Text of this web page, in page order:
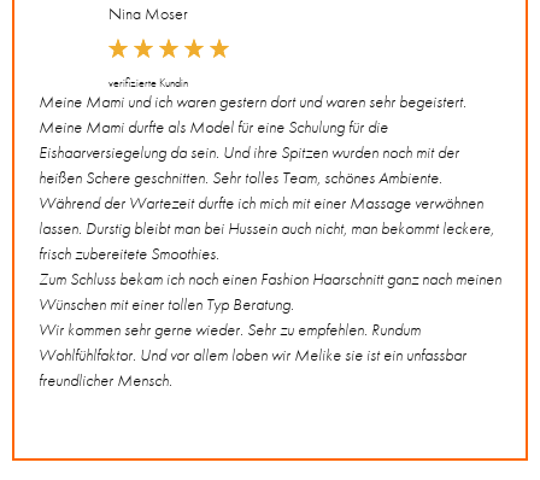
Meine Mami und ich waren gestern dort und waren sehr begeistert.
Meine Mami durfte als Model für eine Schulung für die
Eishaarversiegelung da sein. Und ihre Spitzen wurden noch mit der
heißen Schere geschnitten. Sehr tolles Team, schönes Ambiente.
Während der Wartezeit durfte ich mich mit einer Massage verwöhnen
lassen. Durstig bleibt man bei Hussein auch nicht, man bekommt leckere,
frisch zubereitete Smoothies.
Zum Schluss bekam ich noch einen Fashion Haarschnitt ganz nach meinen
Wünschen mit einer tollen Typ Beratung.
Wir kommen sehr gerne wieder. Sehr zu empfehlen. Rundum
Wohlfühlfaktor. Und vor allem loben wir Melike sie ist ein unfassbar
freundlicher Mensch.
Nina Moser
verifizierte Kundin